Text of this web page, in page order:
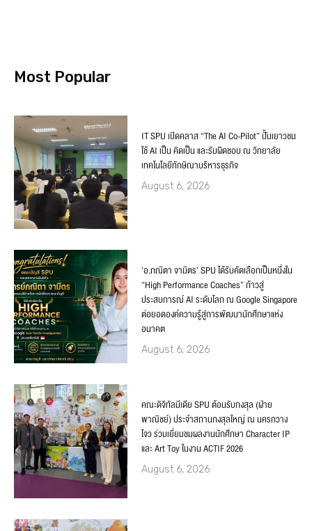
Most Popular
IT SPU เปิดคลาส “The AI Co-Pilot” ปั้นเยาวชน
ใช้ AI เป็น คิดเป็น และรับผิดชอบ ณ วิทยาลัย
เทคโนโลยีทักษิณาบริหารธุรกิจ
August 6, 2026
‘อ.ภณิตา จามิตร’ SPU ได้รับคัดเลือกเป็นหนึ่งใน
“High Performance Coaches” ก้าวสู่
ประสบการณ์ AI ระดับโลก ณ Google Singapore
ต่อยอดองค์ความรู้สู่การพัฒนานักศึกษาแห่ง
อนาคต
August 6, 2026
คณะดิจิทัลมีเดีย SPU ต้อนรับกงสุล (ฝ่าย
พาณิชย์) ประจำสถานกงสุลใหญ่ ณ นครกวาง
โจว ร่วมเยี่ยมชมผลงานนักศึกษา Character IP
และ Art Toy ในงาน ACTIF 2026
August 6, 2026